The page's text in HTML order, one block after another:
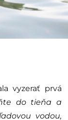
vyzerať prvá
do tieňa a
vodou,